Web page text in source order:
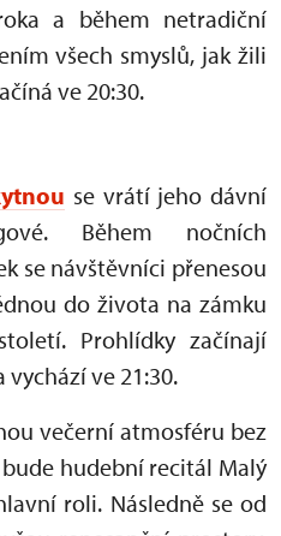
a během netradiční
všech smyslů, jak žili
ve 20:30.
se vrátí jeho dávní
Během nočních
se návštěvníci přenesou
do života na zámku
Prohlídky začínají
vychází ve 21:30.
večerní atmosféru bez
hudební recitál Malý
roli. Následně se od